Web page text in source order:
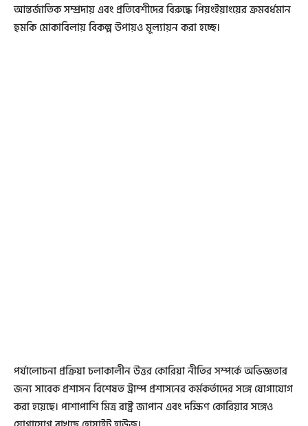
আন্তর্জাতিক সম্প্রদায় এবং প্রতিবেশীদের বিরুদ্ধে পিয়ংইয়াংয়ের ক্রমবর্ধমান
হুমকি মোকাবিলায় বিকল্প উপায়ও মূল্যায়ন করা হচ্ছে।
পর্যালোচনা প্রক্রিয়া চলাকালীন উত্তর কোরিয়া নীতির সম্পর্কে অভিজ্ঞতার
জন্য সাবেক প্রশাসন বিশেষত ট্রাম্প প্রশাসনের কর্মকর্তাদের সঙ্গে যোগাযোগ
করা হয়েছে। পাশাপাশি মিত্র রাষ্ট্র জাপান এবং দক্ষিণ কোরিয়ার সঙ্গেও